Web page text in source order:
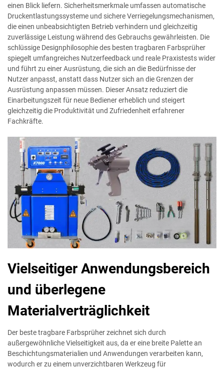
einen Blick liefern. Sicherheitsmerkmale umfassen automatische
Druckentlastungssysteme und sichere Verriegelungsmechanismen,
die einen unbeabsichtigten Betrieb verhindern und gleichzeitig
zuverlässige Leistung während des Gebrauchs gewährleisten. Die
schlüssige Designphilosophie des besten tragbaren Farbsprüher
spiegelt umfangreiches Nutzerfeedback und reale Praxistests wider
und führt zu einer Ausrüstung, die sich an die Bedürfnisse der
Nutzer anpasst, anstatt dass Nutzer sich an die Grenzen der
Ausrüstung anpassen müssen. Dieser Ansatz reduziert die
Einarbeitungszeit für neue Bediener erheblich und steigert
gleichzeitig die Produktivität und Zufriedenheit erfahrener
Fachkräfte.
Vielseitiger Anwendungsbereich
und überlegene
Materialverträglichkeit
Der beste tragbare Farbsprüher zeichnet sich durch
außergewöhnliche Vielseitigkeit aus, da er eine breite Palette an
Beschichtungsmaterialien und Anwendungen verarbeiten kann,
wodurch er zu einem unverzichtbaren Werkzeug für